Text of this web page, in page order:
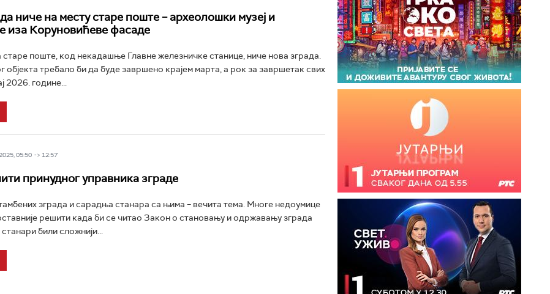
ниче на месту старе поште – археолошки музеј и
иза Коруновићеве фасаде
поште, код некадашње Главне железничке станице, ниче нова зграда.
објекта требало би да буде завршено крајем марта, а рок за завршетак свих
2026. године...
05:50 -> 12:57
принудног управника зграде
зграда и сарадња станара са њима – вечита тема. Многе недоумице
решити када би се читао Закон о становању и одржавању зграда
били сложнији...